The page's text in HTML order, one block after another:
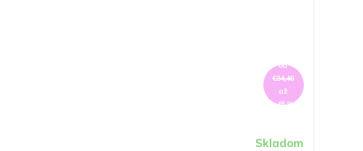
od
€34,40
až
–45 %
Skladom